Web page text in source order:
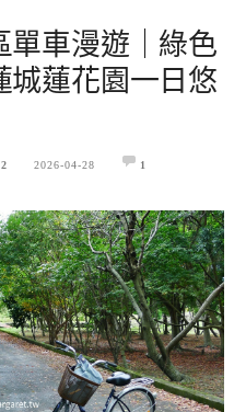
單車漫遊｜綠色
城蓮花園一日悠
2026-04-28 1